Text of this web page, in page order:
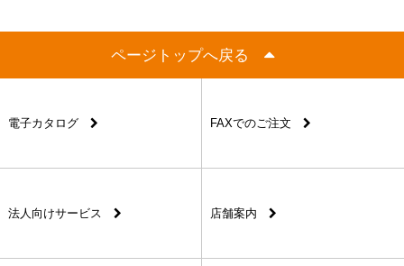
ページトップへ戻る
電子カタログ FAXでのご注文
法人向けサービス 店舗案内